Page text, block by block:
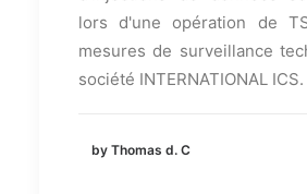
lors d'une opération de
mesures de surveillance
société INTERNATIONAL ICS.
by Thomas d. C